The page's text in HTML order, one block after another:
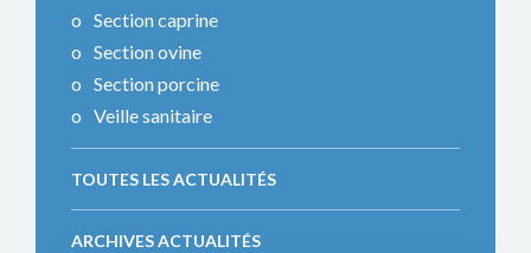
Section caprine
Section ovine
Section porcine
Veille sanitaire
TOUTES LES ACTUALITÉS
ARCHIVES ACTUALITÉS